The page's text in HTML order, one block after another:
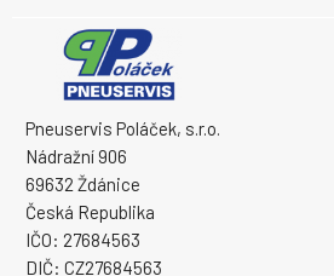
Pneuservis Poláček, s.r.o.
Nádražní 906
69632 Ždánice
Česká Republika
IČO: 27684563
DIČ: CZ27684563